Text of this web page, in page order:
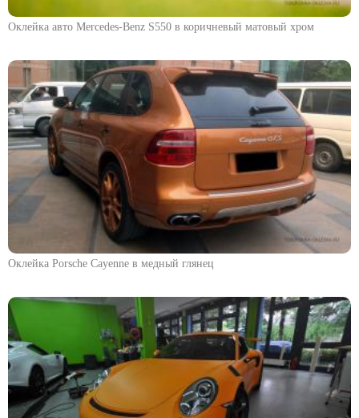
Оклейка авто Mercedes-Benz S550 в коричневый матовый хром
Оклейка Porsche Cayenne в медный глянец